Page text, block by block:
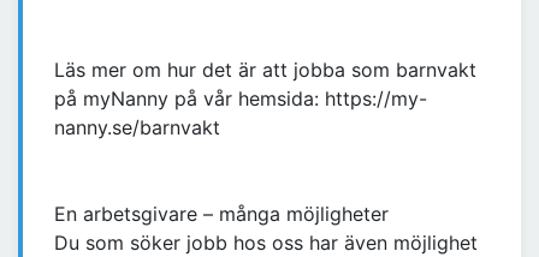
Läs mer om hur det är att jobba som barnvakt
på myNanny på vår hemsida: https://my-
nanny.se/barnvakt
En arbetsgivare – många möjligheter
Du som söker jobb hos oss har även möjlighet